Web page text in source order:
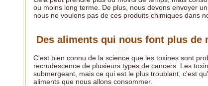
ou moins long terme. De plus, nous devons envoyer
nous ne voulons pas de ces produits chimiques dans
Des aliments qui nous font plus de
C'est bien connu de la science que les toxines sont
recrudescence de plusieurs types de cancers. Les
submergeant, mais ce qui est le plus troublant, c'est
aliments que nous allons consommer.